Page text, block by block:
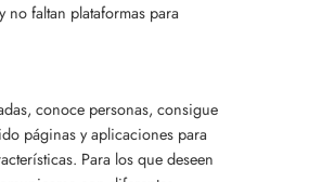
faltan plataformas para
conoce personas, consigue
páginas y aplicaciones para
Para los que deseen